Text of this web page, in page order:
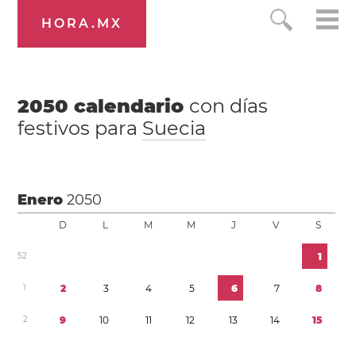
HORA.MX
2050 calendario con días
festivos para Suecia
Enero2050
D L M M J V S
52 1
1 2 3 4 5 6 7 8
2 9 10 11 12 13 14 15